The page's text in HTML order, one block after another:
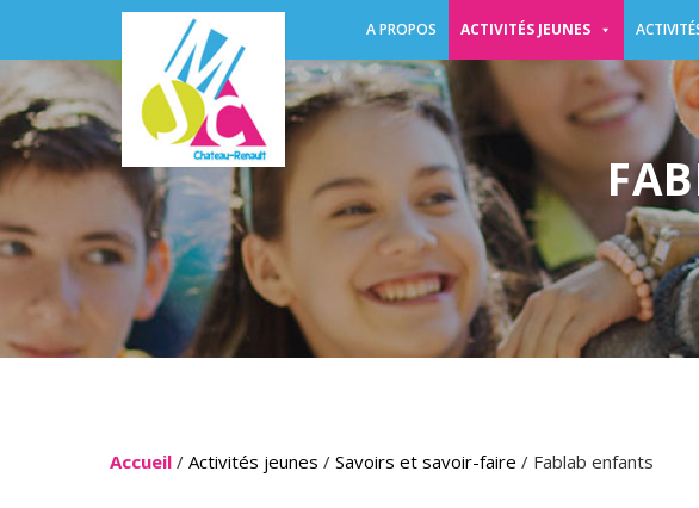
A PROPOS ACTIVITÉS JEUNES
Accueil / Activités jeunes / Savoirs et savoir-faire / Fablab enfants